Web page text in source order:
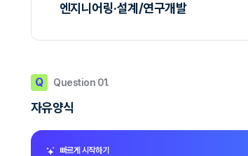
엔지니어링·설계/연구개발
Q Question 01.
자유양식
빠르게 시작하기